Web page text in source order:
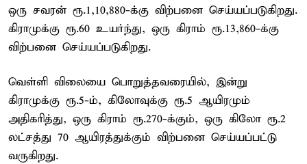
ஒரு சவரன் ரூ.1,10,880-க்கு விற்பனை செய்யப்படுகிறது.
கிராமுக்கு ரூ.60 உயர்ந்து, ஒரு கிராம் ரூ.13,860-க்கு
விற்பனை செய்யப்படுகிறது.
வெள்ளி விலையை பொறுத்தவரையில், இன்று
கிராமுக்கு ரூ.5-ம், கிலோவுக்கு ரூ.5 ஆயிரமும்
அதிகரித்து, ஒரு கிராம் ரூ.270-க்கும், ஒரு கிலோ ரூ.2
லட்சத்து 70 ஆயிரத்துக்கும் விற்பனை செய்யப்பட்டு
வருகிறது.